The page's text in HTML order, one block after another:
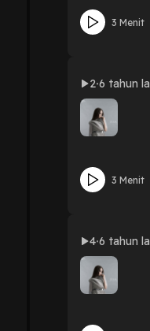
3 Menit
2 6 tahun
3 Menit
4 6 tahun